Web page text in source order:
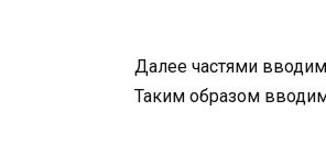
Далее частями
Таким образом